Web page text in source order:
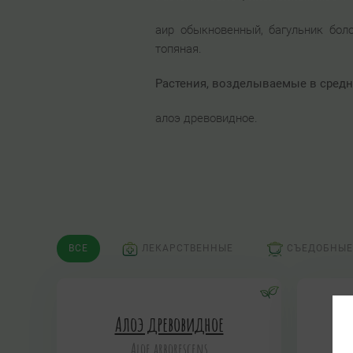
аир обыкновенный, багульник
топяная.
Растения, возделываемые в
алоэ древовидное.
ВСЕ ЛЕКАРСТВЕННЫЕ СЪЕДОБНЫЕ
Алоэ древовидное
Aloe arborescens